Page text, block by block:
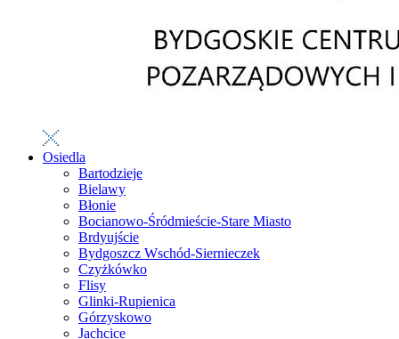
Osiedla
Bartodzieje
Bielawy
Błonie
Bocianowo-Śródmieście-Stare Miasto
Brdyujście
Bydgoszcz Wschód-Siernieczek
Czyżkówko
Flisy
Glinki-Rupienica
Górzyskowo
Jachcice